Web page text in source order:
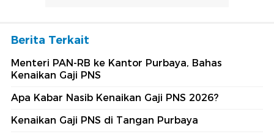
Berita Terkait
Menteri PAN-RB ke Kantor Purbaya, Bahas
Kenaikan Gaji PNS
Apa Kabar Nasib Kenaikan Gaji PNS 2026?
Kenaikan Gaji PNS di Tangan Purbaya